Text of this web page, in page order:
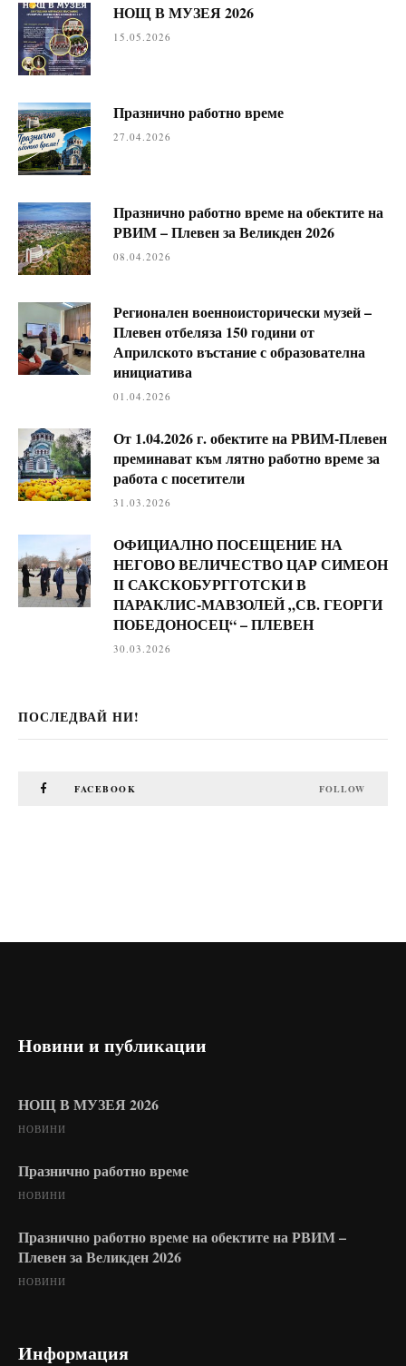
НОЩ В МУЗЕЯ 2026
15.05.2026
Празнично работно време
27.04.2026
Празнично работно време на обектите на
РВИМ – Плевен за Великден 2026
08.04.2026
Регионален военноисторически музей –
Плевен отбеляза 150 години от
Априлското въстание с образователна
инициатива
01.04.2026
От 1.04.2026 г. обектите на РВИМ-Плевен
преминават към лятно работно време за
работа с посетители
31.03.2026
ОФИЦИАЛНО ПОСЕЩЕНИЕ НА
НЕГОВО ВЕЛИЧЕСТВО ЦАР СИМЕОН
II САКСКОБУРГГОТСКИ В
ПАРАКЛИС-МАВЗОЛЕЙ „СВ. ГЕОРГИ
ПОБЕДОНОСЕЦ“ – ПЛЕВЕН
30.03.2026
ПОСЛЕДВАЙ НИ!
FACEBOOK FOLLOW
Новини и публикации
НОЩ В МУЗЕЯ 2026
НОВИНИ
Празнично работно време
НОВИНИ
Празнично работно време на обектите на РВИМ –
Плевен за Великден 2026
НОВИНИ
Информация